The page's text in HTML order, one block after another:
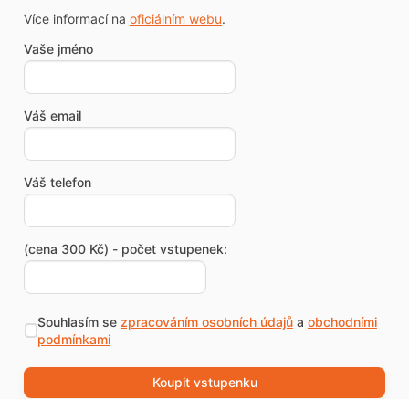
Více informací na oficiálním webu.
Vaše jméno
Váš email
Váš telefon
(cena 300 Kč) - počet vstupenek:
Souhlasím se zpracováním osobních údajůa obchodními
podmínkami
Koupit vstupenku